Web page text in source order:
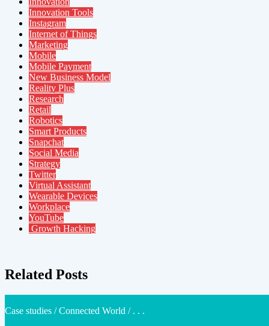
Innovation Tools
Instagram
Internet of Things
Marketing
Mobile
Mobile Payment
New Business Model
Reality Plus
Research
Retail
Robotics
Smart Products
Snapchat
Social Media
Strategy
Twitter
Virtual Assistant
Wearable Devices
Workplace
YouTube
Growth Hacking
Related Posts
Posted
Case studies /Connected World / . . .